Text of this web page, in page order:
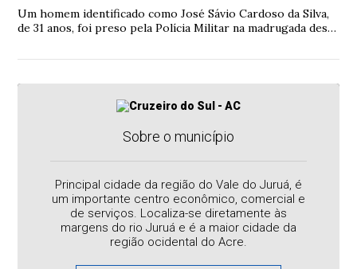
Um homem identificado como José Sávio Cardoso da Silva,
de 31 anos, foi preso pela Polícia Militar na madrugada desta
Sobre o município
Principal cidade da região do Vale do Juruá, é
um importante centro econômico, comercial e
de serviços. Localiza-se diretamente às
margens do rio Juruá e é a maior cidade da
região ocidental do Acre.